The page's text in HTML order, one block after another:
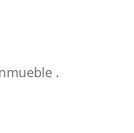
.